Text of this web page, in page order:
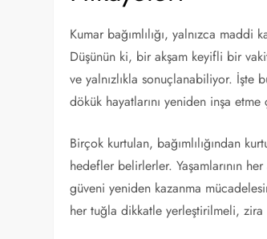
Kumar bağımlılığı, yalnızca
Düşünün ki, bir akşam keyifli bir
ve yalnızlıkla sonuçlanabiliyor. İşte
dökük hayatlarını yeniden inşa etme
Birçok kurtulan, bağımlılığından
hedefler belirlerler. Yaşamlarının
güveni yeniden kazanma
her tuğla dikkatle yerleştirilmeli, zira